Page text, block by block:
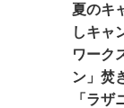
夏のキ
しキャ
ワーク
ン」焚
「ラ